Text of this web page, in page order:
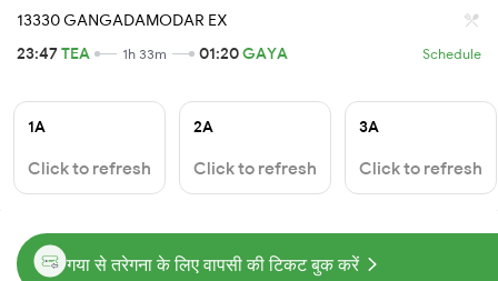
13330 GANGADAMODAR EX
23:47TEA 1h 33m 01:20GAYA Schedule
1A
Click to refresh
2A
Click to refresh
3A
Click to refresh
गया से तरेगना के लिए वापसी की टिकट बुक करें